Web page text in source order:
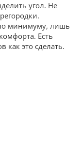
угол. Не
минимуму, лишь
Есть
как это сделать.